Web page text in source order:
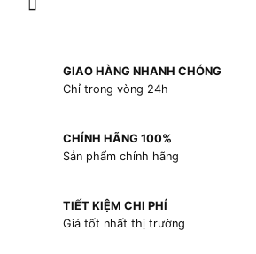
GIAO HÀNG NHANH CHÓNG
Chỉ trong vòng 24h
CHÍNH HÃNG 100%
Sản phẩm chính hãng
TIẾT KIỆM CHI PHÍ
Giá tốt nhất thị trường